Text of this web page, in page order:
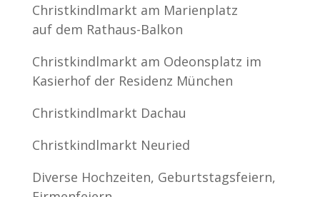
Christkindlmarkt am Marienplatz
auf dem Rathaus-Balkon
Christkindlmarkt am Odeonsplatz im
Kasierhof der Residenz München
Christkindlmarkt Dachau
Christkindlmarkt Neuried
Diverse Hochzeiten, Geburtstagsfeiern,